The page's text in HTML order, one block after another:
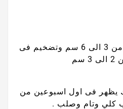
زيادة فى طول القضيب من 3 الى 6 سم وتضخيم فى
يظهر فى اول اسبوعين من
كلي وتام وصلب .